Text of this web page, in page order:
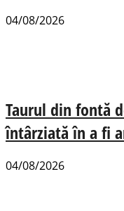
04/08/2026
Taurul din fontă
întârziată în a fi
04/08/2026